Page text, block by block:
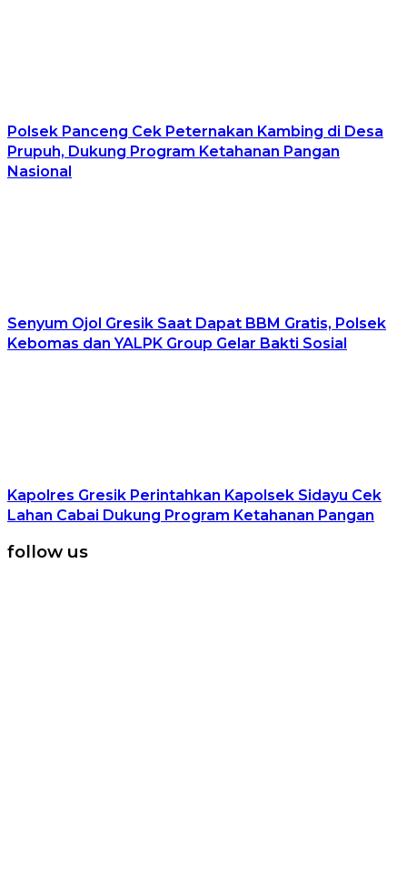
Polsek Panceng Cek Peternakan Kambing di Desa
Prupuh, Dukung Program Ketahanan Pangan
Nasional
Senyum Ojol Gresik Saat Dapat BBM Gratis, Polsek
Kebomas dan YALPK Group Gelar Bakti Sosial
Kapolres Gresik Perintahkan Kapolsek Sidayu Cek
Lahan Cabai Dukung Program Ketahanan Pangan
follow us